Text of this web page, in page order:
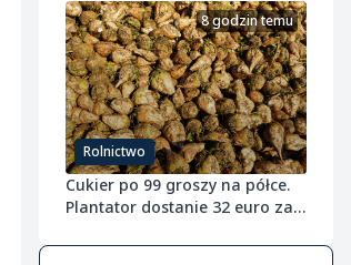
Rolnictwo
8 godzin temu
Cukier po 99 groszy na półce.
Plantator dostanie 32 euro za